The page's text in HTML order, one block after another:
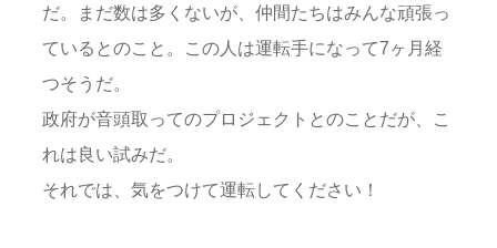
だ。まだ数は多くないが、仲間たちはみんな頑張っ
ているとのこと。この人は運転手になって7ヶ月経
つそうだ。
政府が音頭取ってのプロジェクトとのことだが、こ
れは良い試みだ。
それでは、気をつけて運転してください！